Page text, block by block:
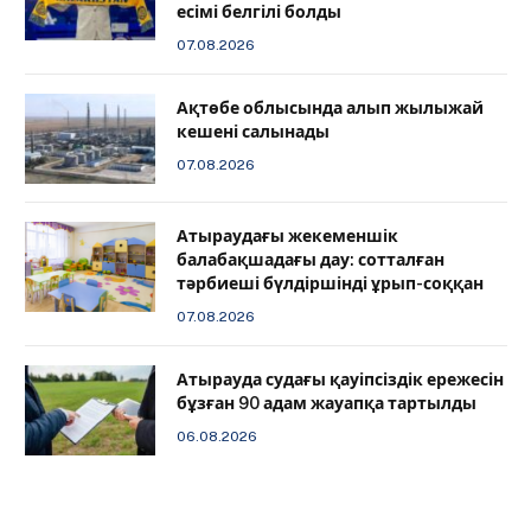
есімі белгілі болды
07.08.2026
Ақтөбе облысында алып жылыжай
кешені салынады
07.08.2026
Атыраудағы жекеменшік
балабақшадағы дау: сотталған
тәрбиеші бүлдіршінді ұрып-соққан
07.08.2026
Атырауда судағы қауіпсіздік ережесін
бұзған 90 адам жауапқа тартылды
06.08.2026